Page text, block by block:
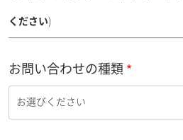
ください)
お問い合わせの種類